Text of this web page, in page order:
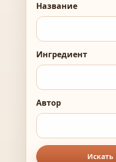
Название
Ингредиент
Автор
Искать